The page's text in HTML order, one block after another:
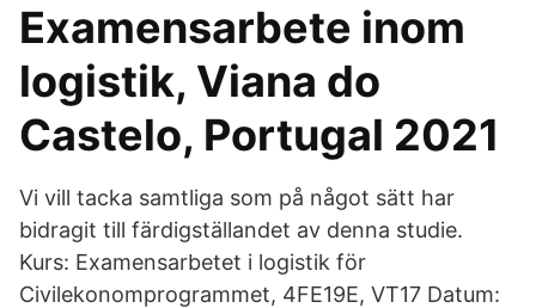
Examensarbete inom
logistik, Viana do
Castelo, Portugal 2021
Vi vill tacka samtliga som på något sätt har
bidragit till färdigställandet av denna studie.
Kurs: Examensarbetet i logistik för
Civilekonomprogrammet, 4FE19E, VT17 Datum: